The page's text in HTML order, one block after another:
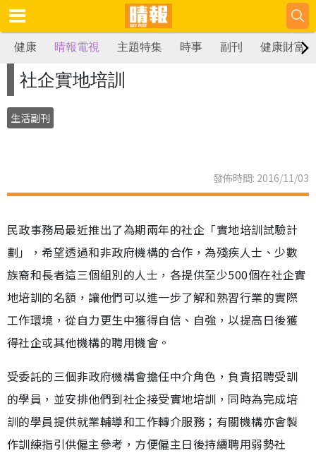
健康 晴報電視 主題特集 時事 副刊 健康財富
社企實地培訓
生活副刊
發佈時間: 2016/11/03
民政事務局最近推出了為期兩年的社企「實地培訓試驗計
劃」，希望透過和非政府機構的合作，為殘疾人士、少數
族裔和長者這三個組別的人士，各提供至少500個在社企實
地培訓的名額，讓他們可以進一步了解和熟習行業的實際
工作環境，從自力更生中獲得自信、自強，以提高日後獲
得社企或其他機構的聘用機會。
受委託的三個非政府機構會擔任中介角色，負責招聘受訓
的學員，並安排他們到社企接受實地培訓，同時為完成培
訓的學員提供就業輔導和工作轉介服務；有關機構亦會製
作訓練指引供僱主參考，方便僱主日後持續聘用弱勢社